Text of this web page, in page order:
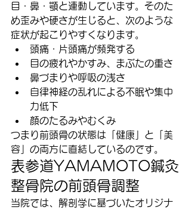
目・鼻・顎と連動しています。そのた
め歪みや硬さが生じると、次のような
症状が起こりやすくなります。
頭痛・片頭痛が頻発する
目の疲れやかすみ、まぶたの重さ
鼻づまりや呼吸の浅さ
自律神経の乱れによる不眠や集中
力低下
顔のたるみやむくみ
つまり前頭骨の状態は「健康」と「美
容」の両方に直結しているのです。
表参道YAMAMOTO鍼灸
整骨院の前頭骨調整
当院では、解剖学に基づいたオリジナ